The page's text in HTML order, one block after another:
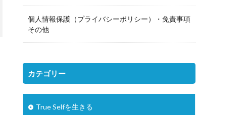
個人情報保護（プライバシーポリシー）・免責事項
その他
カテゴリー
True Selfを生きる